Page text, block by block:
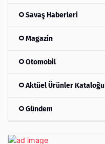
Savaş Haberleri
Magazin
Otomobil
Aktüel Ürünler Kataloğu
Gündem